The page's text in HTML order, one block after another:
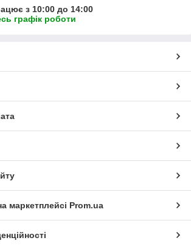
з 10:00 до 14:00
графік роботи
маркетплейсі Prom.ua